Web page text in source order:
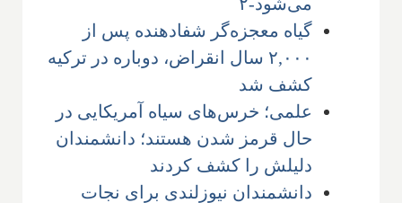
گیاه معجزه‌گر شفادهنده پس از
۲,۰۰۰ سال انقراض، دوباره در ترکیه
کشف شد
علمی؛ خرس‌های سیاه آمریکایی در
حال قرمز شدن هستند؛ دانشمندان
دلیلش را کشف کردند
دانشمندان نیوزلندی برای نجات